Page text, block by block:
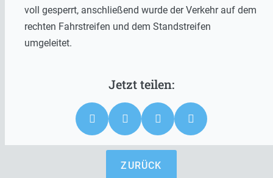
voll gesperrt, anschließend wurde der Verkehr auf dem
rechten Fahrstreifen und dem Standstreifen
umgeleitet.
ZURÜCK